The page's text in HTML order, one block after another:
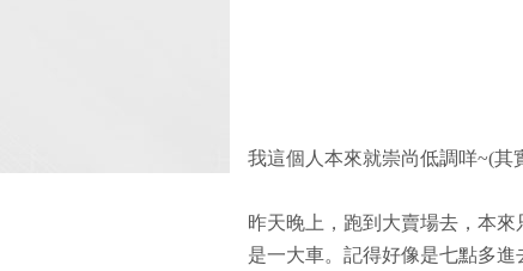
我這個人本來就崇尚低調咩~(其
昨天晚上，跑到大賣場去，本
是一大車。記得好像是七點多